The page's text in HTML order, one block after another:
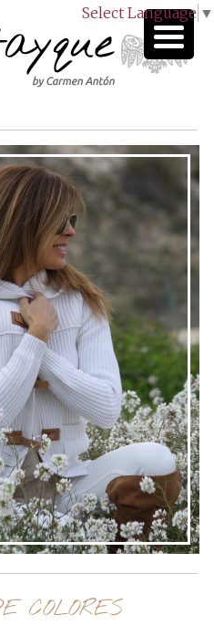
Select Language ▼
Ir al post
COLORES